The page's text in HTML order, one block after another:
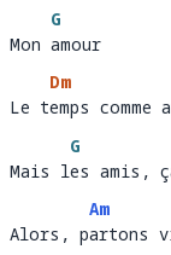
Mon
G
am
Mon amour
Le t
Dm
emp
Le temps
Mais l
G
es
Mais les amis,
Alors, p
Am
Alors, partons